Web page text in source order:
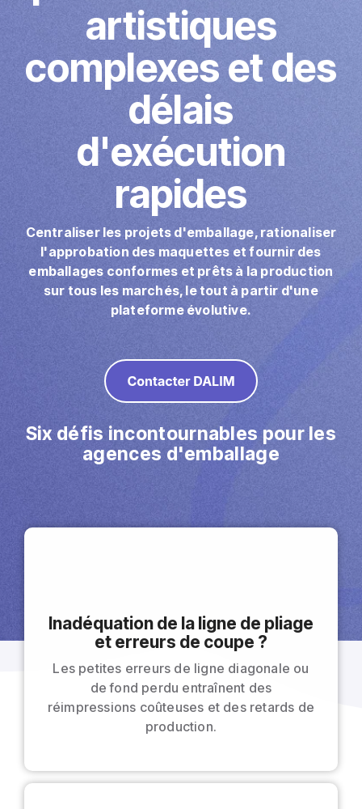
PDFLight (Outil gratuit de compression PDF)
artistiques
complexes et des
délais
d'exécution
rapides
Centraliser les projets d'emballage, rationaliser
l'approbation des maquettes et fournir des
emballages conformes et prêts à la production
sur tous les marchés, le tout à partir d'une
plateforme évolutive.
Six défis incontournables pour les
agences d'emballage
Inadéquation de la ligne de pliage
et erreurs de coupe ?
Les petites erreurs de ligne diagonale ou
de fond perdu entraînent des
réimpressions coûteuses et des retards de
production.